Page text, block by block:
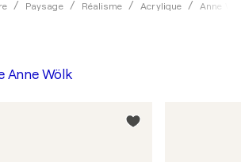
Paysage Réalisme Acrylique Anne
Anne Wölk